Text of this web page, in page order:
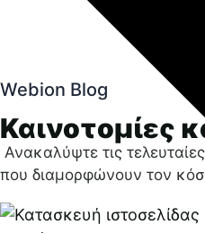
Webion Blog
Καινοτομίες
Ανακαλύψτε τις
που διαμορφώνουν τον